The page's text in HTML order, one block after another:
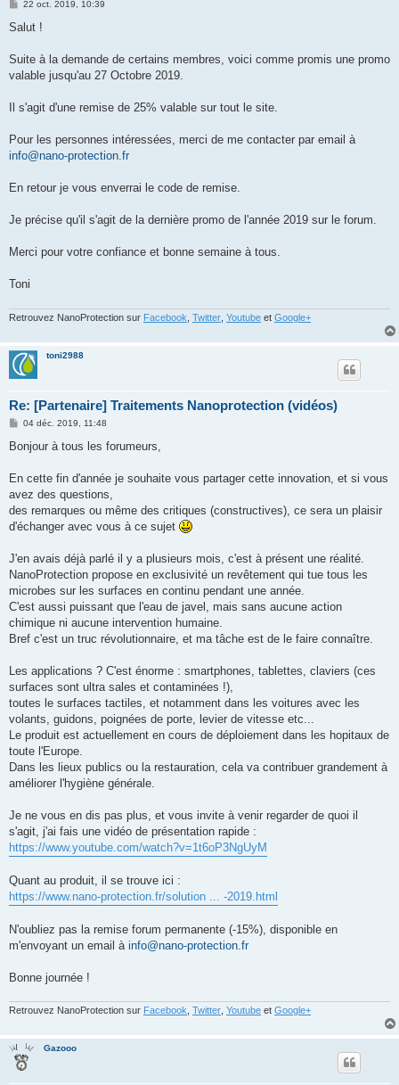
M
s
g
22 oct. 2019, 10:39
Salut !
Suite à la demande de certains membres, voici comme promis une promo
valable jusqu'au 27 Octobre 2019.
Il s'agit d'une remise de 25% valable sur tout le site.
Pour les personnes intéressées, merci de me contacter par email à
info@nano-protection.fr
En retour je vous enverrai le code de remise.
Je précise qu'il s'agit de la dernière promo de l'année 2019 sur le forum.
Merci pour votre confiance et bonne semaine à tous.
Toni
Retrouvez NanoProtection sur Facebook Twitter Youtube et Google+
toni2988
Re: [Partenaire] Traitements Nanoprotection (vidéos)
M
s
g
04 déc. 2019, 11:48
Bonjour à tous les forumeurs,
En cette fin d'année je souhaite vous partager cette innovation, et si vous
avez des questions,
des remarques ou même des critiques (constructives), ce sera un plaisir
d'échanger avec vous à ce sujet
J'en avais déjà parlé il y a plusieurs mois, c'est à présent une réalité.
NanoProtection propose en exclusivité un revêtement qui tue tous les
microbes sur les surfaces en continu pendant une année.
C'est aussi puissant que l'eau de javel, mais sans aucune action
chimique ni aucune intervention humaine.
Bref c'est un truc révolutionnaire, et ma tâche est de le faire connaître.
Les applications ? C'est énorme : smartphones, tablettes, claviers (ces
surfaces sont ultra sales et contaminées !),
toutes le surfaces tactiles, et notamment dans les voitures avec les
volants, guidons, poignées de porte, levier de vitesse etc...
Le produit est actuellement en cours de déploiement dans les hopitaux de
toute l'Europe.
Dans les lieux publics ou la restauration, cela va contribuer grandement à
améliorer l'hygiène générale.
Je ne vous en dis pas plus, et vous invite à venir regarder de quoi il
s'agit, j'ai fais une vidéo de présentation rapide :
https://www.youtube.com/watch?v=1t6oP3NgUyM
Quant au produit, il se trouve ici :
https://www.nano-protection.fr/solution ... -2019.html
N'oubliez pas la remise forum permanente (-15%), disponible en
m'envoyant un email à info@nano-protection.fr
Bonne journée !
Retrouvez NanoProtection sur Facebook Twitter Youtube et Google+
Gazooo